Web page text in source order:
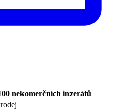
nekomerčních inzerátů